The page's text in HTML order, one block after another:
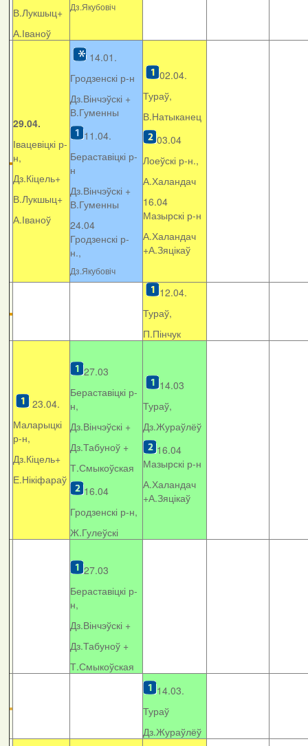
В.Лукшыц+
А.Іваноў
Дз.Якубовіч
29.04.
Івацевіцкі р-
н,
Дз.Кіцель+
В.Лукшыц+
А.Іваноў
14.01.
Гродзенскі р-н
Дз.Вінчэўскі +
В.Гуменны
11.04.
Бераставіцкі р-
н
Дз.Вінчэўскі +
В.Гуменны
24.04
Гродзенскі р-
н.,
Дз.Якубовіч
02.04.
Тураў,
В.Натыканец
03.04
Лоеўскі р-н.,
А.Халандач
16.04
Мазырскі р-н
А.Халандач
+А.Зяцікаў
12.04.
Тураў,
П.Пінчук
23.04.
Маларыцкі
р-н,
Дз.Кіцель+
Е.Нікіфараў
27.03
Бераставіцкі р-
н,
Дз.Вінчэўскі +
Дз.Табуноў +
Т.Смыкоўская
16.04
Гродзенскі р-н,
Ж.Гулеўскі
14.03
Тураў,
Дз.Жураўлёў
16.04
Мазырскі р-н
А.Халандач
+А.Зяцікаў
27.03
Бераставіцкі р-
н,
Дз.Вінчэўскі +
Дз.Табуноў +
Т.Смыкоўская
14.03.
Тураў
Дз.Жураўлёў